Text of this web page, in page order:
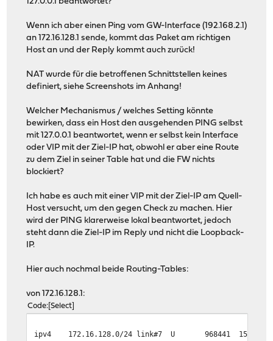
Wenn ich aber einen Ping vom GW-Interface (192.168.2.1)
an 172.16.128.1 sende, kommt das Paket am richtigen
Host an und der Reply kommt auch zurück!
NAT wurde für die betroffenen Schnittstellen keines
definiert, siehe Screenshots im Anhang!
Welcher Mechanismus / welches Setting könnte
bewirken, dass ein Host den ausgehenden PING selbst
mit 127.0.0.1 beantwortet, wenn er selbst kein Interface
oder VIP mit der Ziel-IP hat, obwohl er aber eine Route
zu dem Ziel in seiner Table hat und die FW nichts
blockiert?
Ich habe es auch mit einer VIP mit der Ziel-IP am Quell-
Host versucht, um den gegen Check zu machen. Hier
wird der PING klarerweise lokal beantwortet, jedoch
steht dann die Ziel-IP im Reply und nicht die Loopback-
IP.
Hier auch nochmal beide Routing-Tables:
von 172.16.128.1:
Code Select
ipv4 172.16.128.0/24 link#7 U 968441
1500